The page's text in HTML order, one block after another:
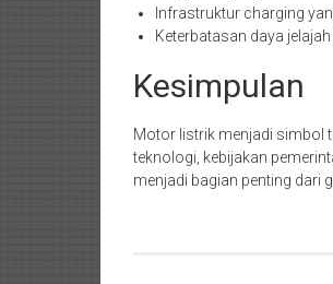
Infrastruktur charging
Keterbatasan daya
Kesimpulan
Motor listrik menjadi simbol
teknologi, kebijakan
menjadi bagian penting dari